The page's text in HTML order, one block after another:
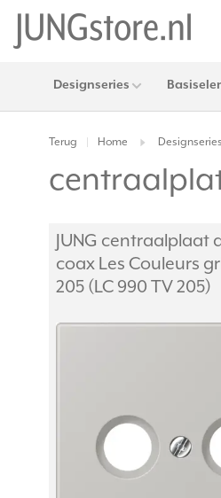
Designseries
Terug Home Designseries
JUNG centraalplaat
coax Les Couleurs
205 (LC 990 TV 205)